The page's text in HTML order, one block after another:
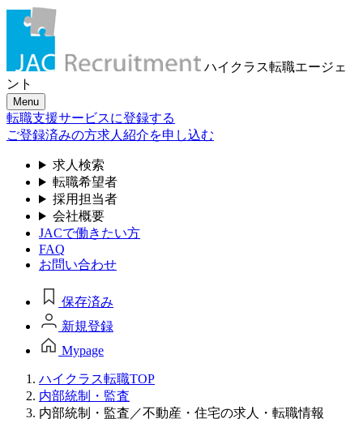
ハイクラス転職エージェ
ント
Menu
転職支援サービスに登録する
ご登録済みの方求人紹介を申し込む
求人検索
転職希望者
採用担当者
会社概要
JACで働きたい方
FAQ
お問い合わせ
保存済み
新規登録
Mypage
ハイクラス転職TOP
内部統制・監査
内部統制・監査／不動産・住宅の求人・転職情報